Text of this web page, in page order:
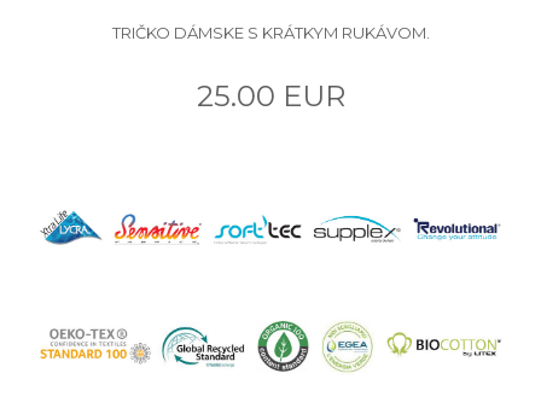
TRIČKO DÁMSKE S KRÁTKYM RUKÁVOM.
25.00 EUR